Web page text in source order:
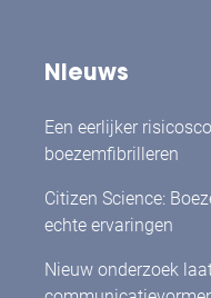
Nieuws
Een eerlijker
boezemfibrilleren
Citizen Science:
echte ervaringen
Nieuw onderzoek